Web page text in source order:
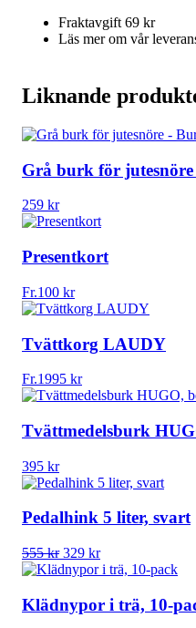
Fraktavgift 69 kr
Läs mer om vår
Liknande
Grå burk för
259 kr
Presentkort
Fr.100 kr
Tvättkorg LAUDY
Fr.1995 kr
Tvättmedelsburk
395 kr
Pedalhink 5 liter, svart
555kr Det
ursprungliga
var:
555 kr.
329 krDet
nuvarande
är:
329 kr.
Klädnypor i trä, 10-